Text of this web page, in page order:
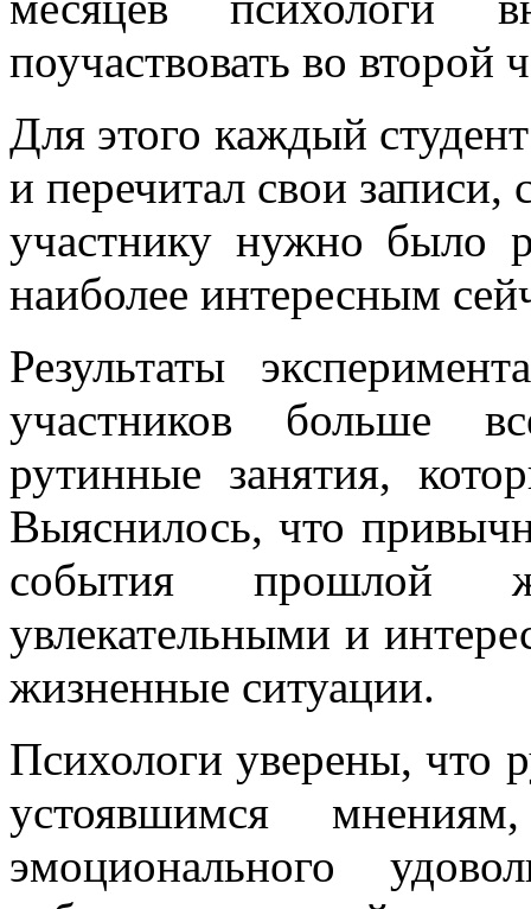
поучаствовать во второй
Для этого каждый
и перечитал свои
участнику нужно было
наиболее интересным
Результаты
участников больше
рутинные занятия,
Выяснилось, что
события прошлой
увлекательными и
жизненные ситуации.
Психологи уверены, что
устоявшимся
эмоционального